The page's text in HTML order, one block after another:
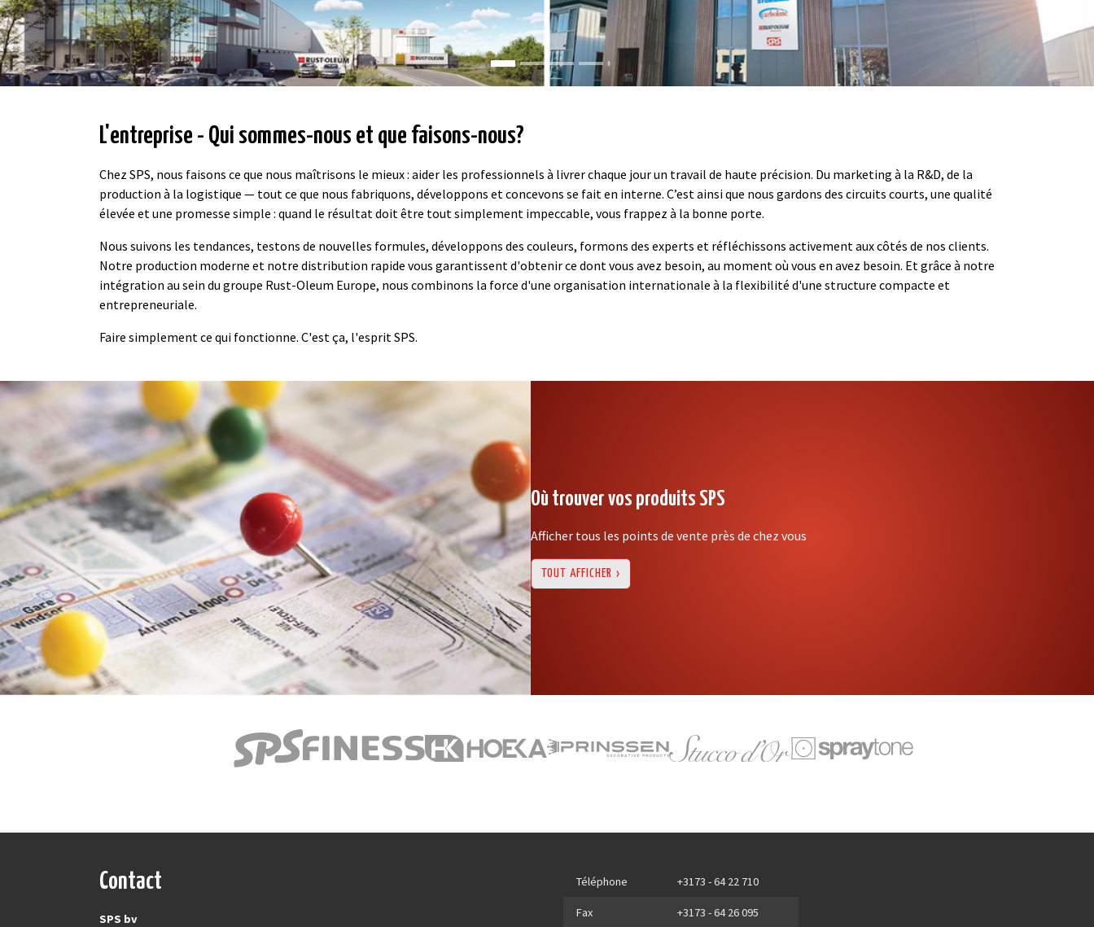
About us 1 (copy 3)
About us 2 (copy 3)
About us 3 (copy 3)
About us 4 (copy 3)
L'entreprise - Qui sommes-nous et que faisons-nous?
Chez SPS, nous faisons ce que nous maîtrisons le mieux : aider les professionnels à livrer chaque jour un travail de haute précision. Du marketing à la R&D, de la
production à la logistique — tout ce que nous fabriquons, développons et concevons se fait en interne. C’est ainsi que nous gardons des circuits courts, une qualité
élevée et une promesse simple : quand le résultat doit être tout simplement impeccable, vous frappez à la bonne porte.
Nous suivons les tendances, testons de nouvelles formules, développons des couleurs, formons des experts et réfléchissons activement aux côtés de nos clients.
Notre production moderne et notre distribution rapide vous garantissent d'obtenir ce dont vous avez besoin, au moment où vous en avez besoin. Et grâce à notre
intégration au sein du groupe Rust-Oleum Europe, nous combinons la force d'une organisation internationale à la flexibilité d'une structure compacte et
entrepreneuriale.
Faire simplement ce qui fonctionne. C'est ça, l'esprit SPS.
Où trouver vos produits SPS
Afficher tous les points de vente près de chez vous
TOUT AFFICHER
Contact
SPS bv
Téléphone +3173 - 64 22 710
Fax +3173 - 64 26 095